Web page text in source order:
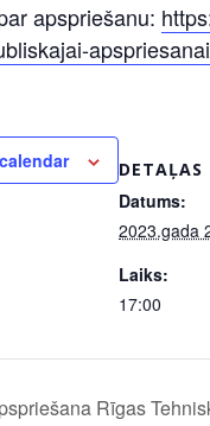
apspriešanu:
DETAĻAS
Datums:
2023.gada
Laiks:
17:00
Rīgas